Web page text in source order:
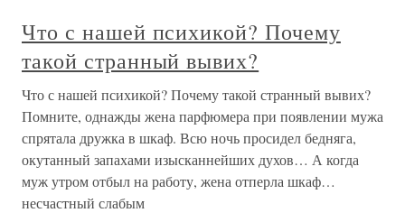
Что с нашей психикой? Почему
такой странный вывих?
Что с нашей психикой? Почему такой странный вывих?
Помните, однажды жена парфюмера при появлении мужа
спрятала дружка в шкаф. Всю ночь просидел бедняга,
окутанный запахами изысканнейших духов… А когда
муж утром отбыл на работу, жена отперла шкаф…
несчастный слабым